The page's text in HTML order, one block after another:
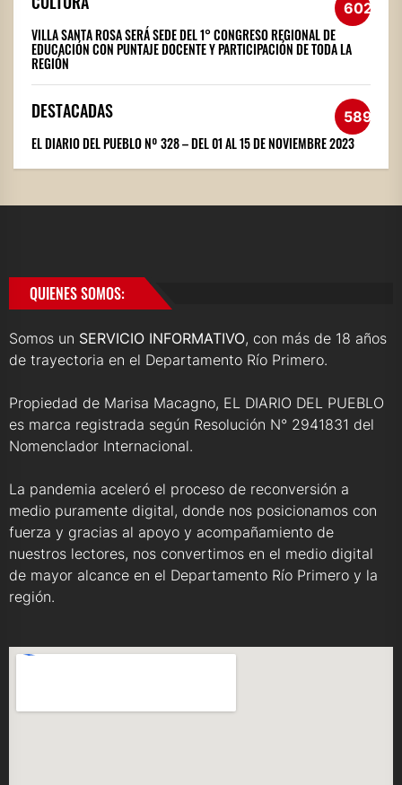
602
VILLA SANTA ROSA SERÁ SEDE DEL 1° CONGRESO REGIONAL DE
EDUCACIÓN CON PUNTAJE DOCENTE Y PARTICIPACIÓN DE TODA LA
REGIÓN
DESTACADAS 589
EL DIARIO DEL PUEBLO Nº 328 – DEL 01 AL 15 DE NOVIEMBRE 2023
QUIENES SOMOS:
Somos un SERVICIO INFORMATIVO, con más de 18 años
de trayectoria en el Departamento Río Primero.
Propiedad de Marisa Macagno, EL DIARIO DEL PUEBLO
es marca registrada según Resolución N° 2941831 del
Nomenclador Internacional.
La pandemia aceleró el proceso de reconversión a
medio puramente digital, donde nos posicionamos con
fuerza y gracias al apoyo y acompañamiento de
nuestros lectores, nos convertimos en el medio digital
de mayor alcance en el Departamento Río Primero y la
región.